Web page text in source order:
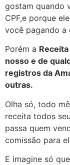
gostam quando
CPF,e porque
você pagando a
Porém a
nosso e de
registros da
outras.
Olha só, todo
receita todos
passa quem
comissão para
E imagine só